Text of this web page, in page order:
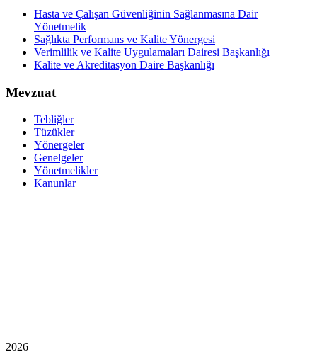
Hasta ve Çalışan Güvenliğinin Sağlanmasına Dair
Yönetmelik
Sağlıkta Performans ve Kalite Yönergesi
Verimlilik ve Kalite Uygulamaları Dairesi Başkanlığı
Kalite ve Akreditasyon Daire Başkanlığı
Mevzuat
Tebliğler
Tüzükler
Yönergeler
Genelgeler
Yönetmelikler
Kanunlar
2026